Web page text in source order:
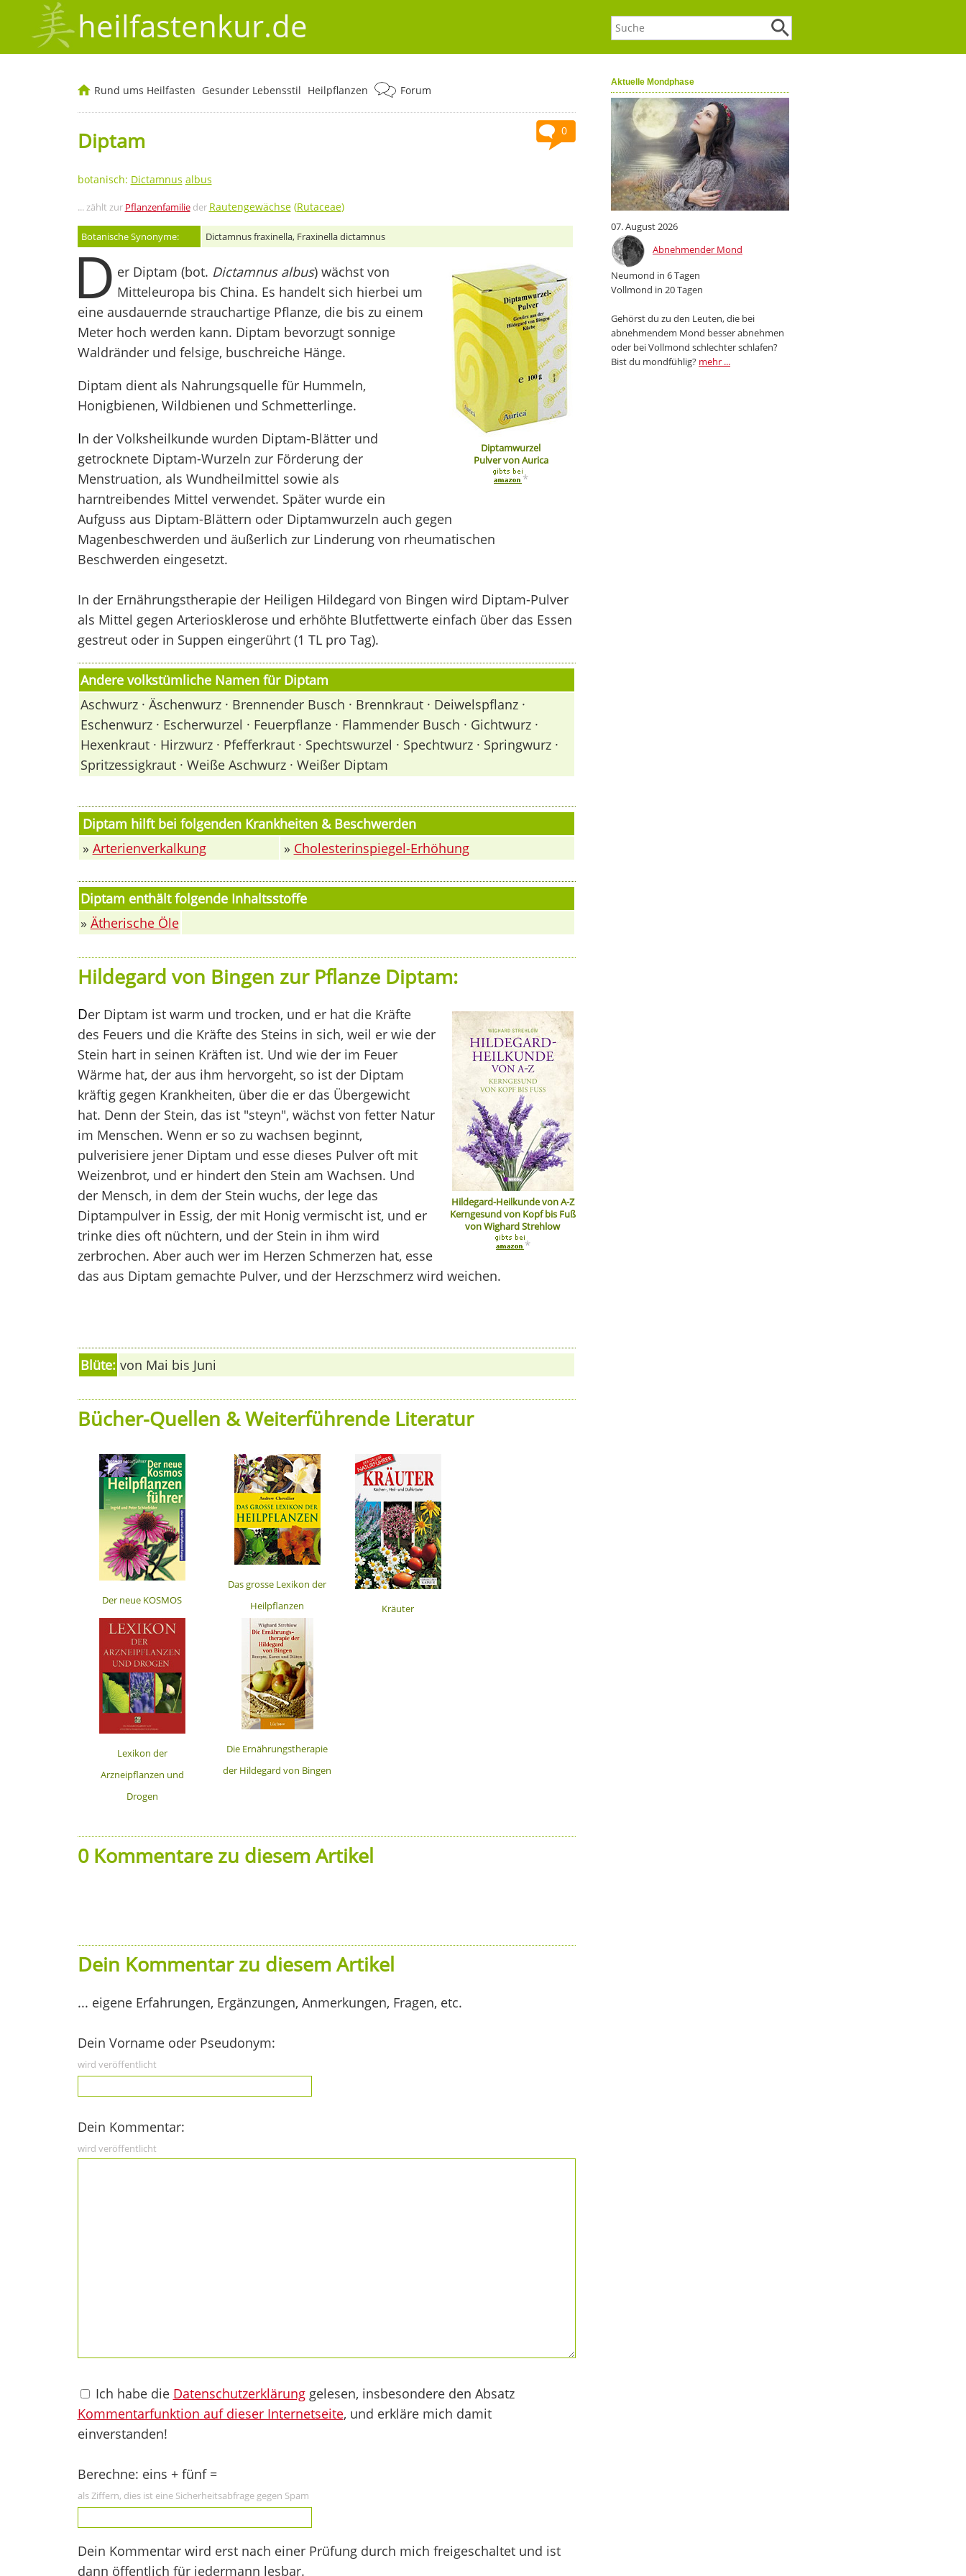
heilfastenkur.de
Aktuelle Mondphase
07. August 2026
Abnehmender Mond
Neumond in 6 Tagen
Vollmond in 20 Tagen
Gehörst du zu den Leuten, die bei
abnehmendem Mond besser abnehmen
oder bei Vollmond schlechter schlafen?
Bist du mondfühlig? mehr ...
Rund ums Heilfasten Gesunder Lebensstil Heilpflanzen Forum
0
Diptam
botanisch: Dictamnus albus
... zählt zur Pflanzenfamilieder Rautengewächse(Rutaceae)
Botanische Synonyme: Dictamnus fraxinella, Fraxinella dictamnus
Diptamwurzel
Pulver von Aurica
*
D er Diptam (bot. Dictamnus albus) wächst von
Mitteleuropa bis China. Es handelt sich hierbei um
eine ausdauernde strauchartige Pflanze, die bis zu einem
Meter hoch werden kann. Diptam bevorzugt sonnige
Waldränder und felsige, buschreiche Hänge.
Diptam dient als Nahrungsquelle für Hummeln,
Honigbienen, Wildbienen und Schmetterlinge.
In der Volksheilkunde wurden Diptam-Blätter und
getrocknete Diptam-Wurzeln zur Förderung der
Menstruation, als Wundheilmittel sowie als
harntreibendes Mittel verwendet. Später wurde ein
Aufguss aus Diptam-Blättern oder Diptamwurzeln auch gegen
Magenbeschwerden und äußerlich zur Linderung von rheumatischen
Beschwerden eingesetzt.
In der Ernährungstherapie der Heiligen Hildegard von Bingen wird Diptam-Pulver
als Mittel gegen Arteriosklerose und erhöhte Blutfettwerte einfach über das Essen
gestreut oder in Suppen eingerührt (1 TL pro Tag).
Andere volkstümliche Namen für Diptam
Aschwurz · Äschenwurz · Brennender Busch · Brennkraut · Deiwelspflanz ·
Eschenwurz · Escherwurzel · Feuerpflanze · Flammender Busch · Gichtwurz ·
Hexenkraut · Hirzwurz · Pfefferkraut · Spechtswurzel · Spechtwurz · Springwurz ·
Spritzessigkraut · Weiße Aschwurz · Weißer Diptam
Diptam hilft bei folgenden Krankheiten & Beschwerden
» Arterienverkalkung » Cholesterinspiegel-Erhöhung
Diptam enthält folgende Inhaltsstoffe
» Ätherische Öle
Hildegard von Bingen zur Pflanze Diptam:
Hildegard-Heilkunde von A-Z
Kerngesund von Kopf bis Fuß
von Wighard Strehlow
*
Der Diptam ist warm und trocken, und er hat die Kräfte
des Feuers und die Kräfte des Steins in sich, weil er wie der
Stein hart in seinen Kräften ist. Und wie der im Feuer
Wärme hat, der aus ihm hervorgeht, so ist der Diptam
kräftig gegen Krankheiten, über die er das Übergewicht
hat. Denn der Stein, das ist "steyn", wächst von fetter Natur
im Menschen. Wenn er so zu wachsen beginnt,
pulverisiere jener Diptam und esse dieses Pulver oft mit
Weizenbrot, und er hindert den Stein am Wachsen. Und
der Mensch, in dem der Stein wuchs, der lege das
Diptampulver in Essig, der mit Honig vermischt ist, und er
trinke dies oft nüchtern, und der Stein in ihm wird
zerbrochen. Aber auch wer im Herzen Schmerzen hat, esse
das aus Diptam gemachte Pulver, und der Herzschmerz wird weichen.
Blüte: von Mai bis Juni
Bücher-Quellen & Weiterführende Literatur
Der neue KOSMOS
Heilpflanzenführer
Das grosse Lexikon der
Heilpflanzen
Kräuter
Lexikon der
Arzneipflanzen und
Drogen
Die Ernährungstherapie
der Hildegard von Bingen
0 Kommentare zu diesem Artikel
Dein Kommentar zu diesem Artikel
... eigene Erfahrungen, Ergänzungen, Anmerkungen, Fragen, etc.
Dein Vorname oder Pseudonym:
wird veröffentlicht
Dein Kommentar:
wird veröffentlicht
Ich habe die Datenschutzerklärunggelesen, insbesondere den Absatz
Kommentarfunktion auf dieser Internetseite, und erkläre mich damit
einverstanden!
Berechne: eins + fünf =
als Ziffern, dies ist eine Sicherheitsabfrage gegen Spam
Dein Kommentar wird erst nach einer Prüfung durch mich freigeschaltet und ist
dann öffentlich für jedermann lesbar.